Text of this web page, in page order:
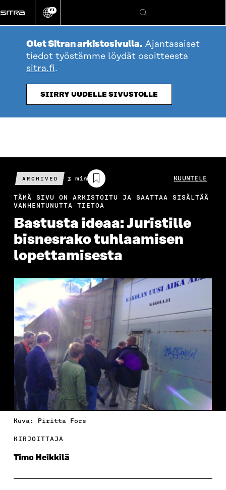
suoraan
sisältöön
Vaihda
kieli
FI
Hae
Olet Sitran arkistosivulla. Ajantasaiset
tiedot työstämme löydät osoitteesta
sitra.fi.
SIIRRY UUDELLE SIVUSTOLLE
ARCHIVED
Arvioitu
lukuaika
3 min KUUNTELE
TÄMÄ SIVU ON ARKISTOITU JA SAATTAA SISÄLTÄÄ
VANHENTUNUTTA TIETOA
Bastusta ideaa: Juristille
bisnesrako tuhlaamisen
lopettamisesta
Kuva: Piritta Fors
KIRJOITTAJA
Timo Heikkilä